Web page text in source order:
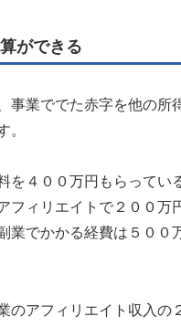
ができる
事業ででた赤字を他の所
。
を４００万円もらってい
フィリエイトで２００万
業でかかる経費は５００
のアフィリエイト収入の